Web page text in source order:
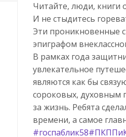
Читайте, люди, книги
И не стыдитесь
Эти проникновенные
эпиграфом
В рамках года
увлекательное
являются как бы
сороковых, духовным
за жизнь. Ребята
времени, а самое
#госпаблик58